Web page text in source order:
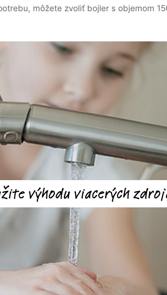
môžete zvoliť bojler s objemom